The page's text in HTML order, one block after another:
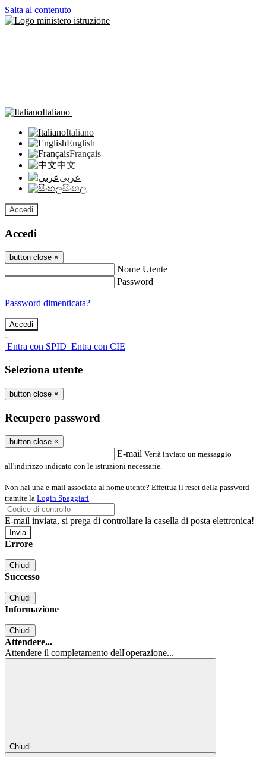
Salta al contenuto
Italiano
Italiano
English
Français
中文
عربى
සිංහල
Accedi
Accedi
button close ×
Nome Utente
Password
Password dimenticata?
-
Entra con SPID Entra con CIE
Seleziona utente
button close ×
Recupero password
button close ×
E-mail Verrà inviato un messaggio
all'indirizzo indicato con le istruzioni necessarie.
Non hai una e-mail associata al nome utente? Effettua il reset della password
tramite la Login Spaggiari
E-mail inviata, si prega di controllare la casella di posta elettronica!
Errore
Chiudi
Successo
Chiudi
Informazione
Chiudi
Attendere...
Attendere il completamento dell'operazione...
Chiudi